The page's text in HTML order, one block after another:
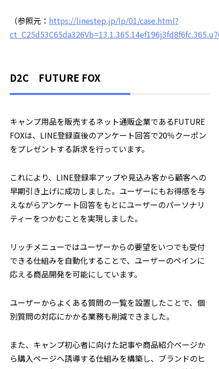
（参照元： https://linestep.jp/lp/01/case.html?
D2C FUTURE FOX
キャンプ用品を販売するネット通販企業であるFUTURE
FOXは、LINE登録直後のアンケート回答で20％クーポン
をプレゼントする訴求を行っています。
これにより、LINE登録率アップや見込み客から顧客への
早期引き上げに成功しました。ユーザーにもお得感を与
えながらアンケート回答をもとにユーザーのパーソナリ
ティーをつかむことを実現しました。
リッチメニューではユーザーからの要望をいつでも受付
できる仕組みを自動化することで、ユーザーのペインに
応える商品開発を可能にしています。
ユーザーからよくある質問の一覧を設置したことで、個
別質問の対応にかかる業務も削減できました。
また、キャンプ初心者に向けた記事や商品紹介ページか
ら購入ページへ誘導する仕組みを構築し、ブランドのヒ